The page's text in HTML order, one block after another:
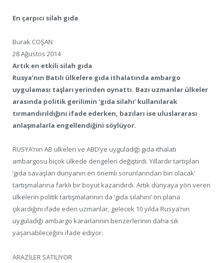
En çarpıcı silah gıda
Burak COŞAN
28 Ağustos 2014
Artık en etkili silah gıda
Rusya’nın Batılı ülkelere gıda ithalatında ambargo
uygulaması taşları yerinden oynattı. Bazı uzmanlar ülkeler
arasında politik gerilimin ‘gıda silahı’ kullanılarak
tırmandırıldığını ifade ederken, bazıları ise uluslararası
anlaşmalarla engellendiğini söylüyor.
RUSYA’nın AB ülkeleri ve ABD’ye uyguladığı gıda ithalatı
ambargosu biçok ülkede dengeleri değiştirdi. Yıllardır tartışılan
‘gıda savaşları dünyanın en önemli sorunlarından biri olacak’
tartışmalarına farklı bir boyut kazandırdı. Artık dünyaya yön veren
ülkelerin politik tartışmalarının da ‘gıda silahını’ ön plana
çıkardığını ifade eden uzmanlar, gelecek 10 yılda Rusya’nın
uyguladığı ambargo kararlarının benzerlerinin daha sık
yaşanabileceğini ifade ediyor.
ARAZİLER SATILIYOR